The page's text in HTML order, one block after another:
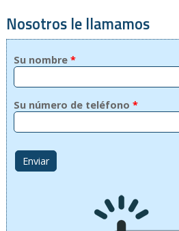
Nosotros le llamamos
Su nombre *
Su número de teléfono *